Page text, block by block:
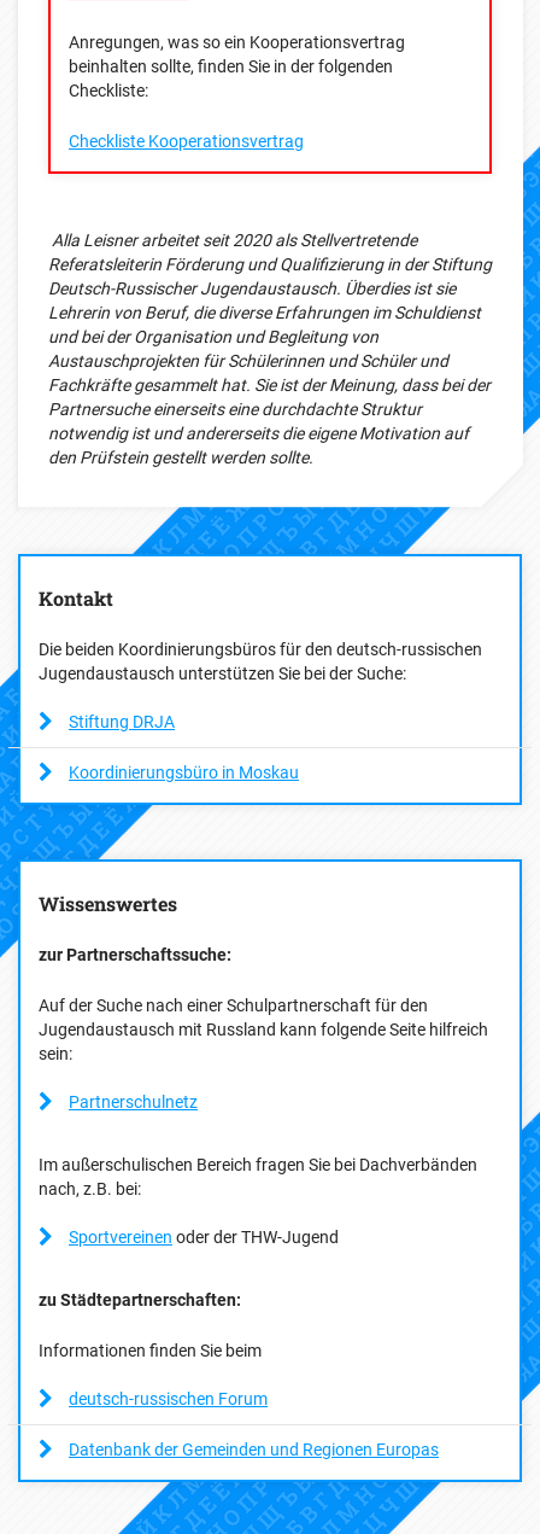
Anregungen, was so ein Kooperationsvertrag
beinhalten sollte, finden Sie in der folgenden
Checkliste:
Checkliste Kooperationsvertrag
Alla Leisner arbeitet seit 2020 als Stellvertretende
Referatsleiterin Förderung und Qualifizierung in der Stiftung
Deutsch-Russischer Jugendaustausch. Überdies ist sie
Lehrerin von Beruf, die diverse Erfahrungen im Schuldienst
und bei der Organisation und Begleitung von
Austauschprojekten für Schülerinnen und Schüler und
Fachkräfte gesammelt hat. Sie ist der Meinung, dass bei der
Partnersuche einerseits eine durchdachte Struktur
notwendig ist und andererseits die eigene Motivation auf
den Prüfstein gestellt werden sollte.
Kontakt
Die beiden Koordinierungsbüros für den deutsch-russischen
Jugendaustausch unterstützen Sie bei der Suche:
Stiftung DRJA
Koordinierungsbüro in Moskau
Wissenswertes
zur Partnerschaftssuche:
Auf der Suche nach einer Schulpartnerschaft für den
Jugendaustausch mit Russland kann folgende Seite hilfreich
sein:
Partnerschulnetz
Im außerschulischen Bereich fragen Sie bei Dachverbänden
nach, z.B. bei:
Sportvereinen oder der THW-Jugend
zu Städtepartnerschaften:
Informationen finden Sie beim
deutsch-russischen Forum
Datenbank der Gemeinden und Regionen Europas